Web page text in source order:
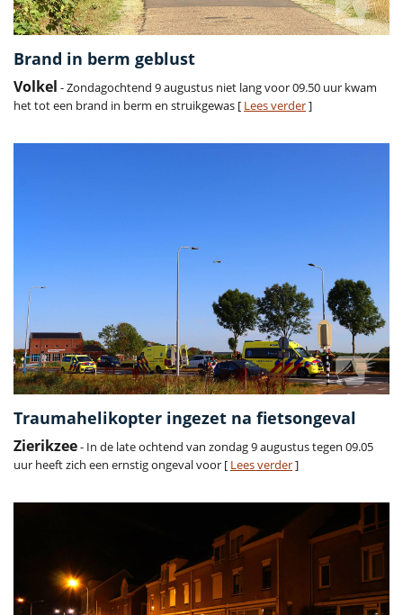
Brand in berm geblust
Volkel - Zondagochtend 9 augustus niet lang voor 09.50 uur kwam
het tot een brand in berm en struikgewas [ Lees verder]
Traumahelikopter ingezet na fietsongeval
Zierikzee- In de late ochtend van zondag 9 augustus tegen 09.05
uur heeft zich een ernstig ongeval voor [ Lees verder]